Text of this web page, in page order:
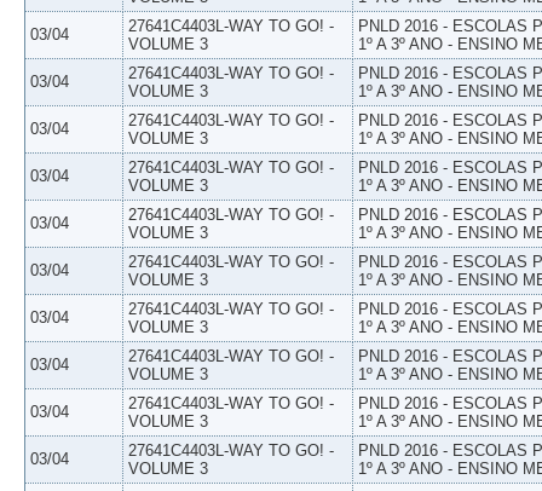
03/04
27641C4403L-WAY TO GO! -
VOLUME 3
PNLD 2016 - ESCOLAS
1º A 3º ANO - ENSINO
03/04
27641C4403L-WAY TO GO! -
VOLUME 3
PNLD 2016 - ESCOLAS
1º A 3º ANO - ENSINO
03/04
27641C4403L-WAY TO GO! -
VOLUME 3
PNLD 2016 - ESCOLAS
1º A 3º ANO - ENSINO
03/04
27641C4403L-WAY TO GO! -
VOLUME 3
PNLD 2016 - ESCOLAS
1º A 3º ANO - ENSINO
03/04
27641C4403L-WAY TO GO! -
VOLUME 3
PNLD 2016 - ESCOLAS
1º A 3º ANO - ENSINO
03/04
27641C4403L-WAY TO GO! -
VOLUME 3
PNLD 2016 - ESCOLAS
1º A 3º ANO - ENSINO
03/04
27641C4403L-WAY TO GO! -
VOLUME 3
PNLD 2016 - ESCOLAS
1º A 3º ANO - ENSINO
03/04
27641C4403L-WAY TO GO! -
VOLUME 3
PNLD 2016 - ESCOLAS
1º A 3º ANO - ENSINO
03/04
27641C4403L-WAY TO GO! -
VOLUME 3
PNLD 2016 - ESCOLAS
1º A 3º ANO - ENSINO
03/04
27641C4403L-WAY TO GO! -
VOLUME 3
PNLD 2016 - ESCOLAS
1º A 3º ANO - ENSINO